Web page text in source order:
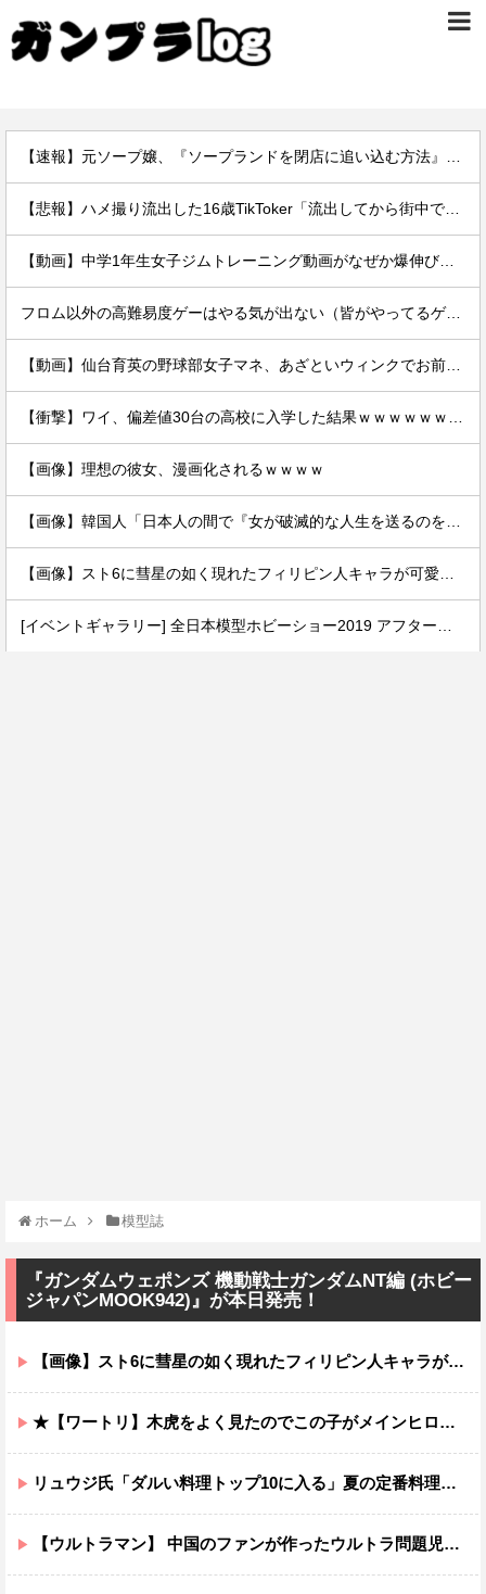
フロム以外の高難易度ゲーはやる気が出ない（皆がやってるゲームじゃないと達成感がない）←この考えが共感多数にｗｗ
【画像】理想の彼女、漫画化されるｗｗｗｗ
ホーム 模型誌
『ガンダムウェポンズ 機動戦士ガンダムNT編 (ホビー
ジャパンMOOK942)』が本日発売！
【画像】スト6に彗星の如く現れたフィリピン人キャラが可愛すぎると話題に！
★【ワートリ】木虎をよく見たのでこの子がメインヒロインだと思ってたら、はじめて読んだとき違って驚いた
リュウジ氏「ダルい料理トップ10に入る」夏の定番料理は冷やし中華 「あり得ないほどダルい」
【ウルトラマン】 中国のファンが作ったウルトラ問題児一覧ｗｗｗｗｗ